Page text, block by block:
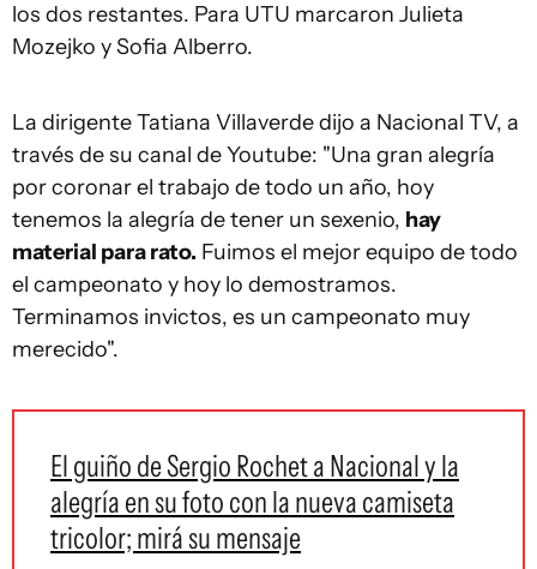
los dos restantes. Para UTU marcaron Julieta
Mozejko y Sofia Alberro.
La dirigente Tatiana Villaverde dijo a Nacional TV, a
través de su canal de Youtube: "Una gran alegría
por coronar el trabajo de todo un año, hoy
tenemos la alegría de tener un sexenio, hay
material para rato. Fuimos el mejor equipo de todo
el campeonato y hoy lo demostramos.
Terminamos invictos, es un campeonato muy
merecido".
El guiño de Sergio Rochet a Nacional y la
alegría en su foto con la nueva camiseta
tricolor; mirá su mensaje